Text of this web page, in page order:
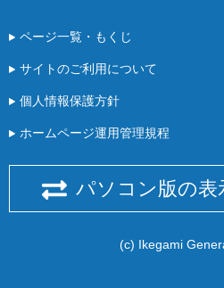
ページ一覧・もくじ
サイトのご利用について
個人情報保護方針
ホームページ運用管理規程
パソコン版の表
(c) Ikegami